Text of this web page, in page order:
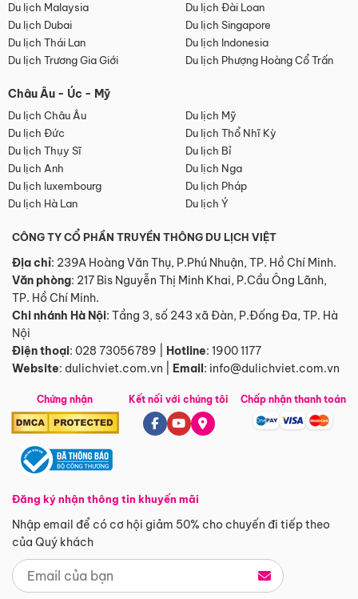
Du lịch Malaysia
Du lịch Đài Loan
Du lịch Dubai
Du lịch Singapore
Du lịch Thái Lan
Du lịch Indonesia
Du lịch Trương Gia Giới
Du lịch Phượng Hoàng Cổ Trấn
Châu Âu - Úc - Mỹ
Du lịch Châu Âu
Du lịch Mỹ
Du lịch Đức
Du lịch Thổ Nhĩ Kỳ
Du lịch Thụy Sĩ
Du lịch Bỉ
Du lịch Anh
Du lịch Nga
Du lịch luxembourg
Du lịch Pháp
Du lịch Hà Lan
Du lịch Ý
CÔNG TY CỔ PHẦN TRUYỀN THÔNG DU LỊCH VIỆT
Địa chỉ: 239A Hoàng Văn Thụ, P.Phú Nhuận, TP. Hồ Chí Minh.
Văn phòng: 217 Bis Nguyễn Thị Minh Khai, P.Cầu Ông Lãnh,
TP. Hồ Chí Minh.
Chi nhánh Hà Nội: Tầng 3, số 243 xã Đàn, P.Đống Đa, TP. Hà
Nội
Điện thoại: 028 73056789 Hotline: 1900 1177
Website: dulichviet.com.vn Email: info@dulichviet.com.vn
Chứng nhận
Đăng ký nhận thông tin khuyến mãi
Nhập email để có cơ hội giảm 50% cho chuyến đi tiếp theo
của Quý khách
Kết nối với chúng tôi Chấp nhận thanh toán